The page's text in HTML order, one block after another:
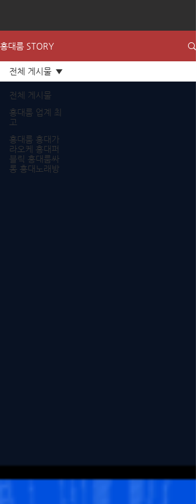
홍대룸 STORY
전체 게시물
홍대룸 업계 최
고
홍대룸 홍대가
라오케 홍대퍼
블릭 홍대룸싸
롱 홍대노래방
전체 게시물